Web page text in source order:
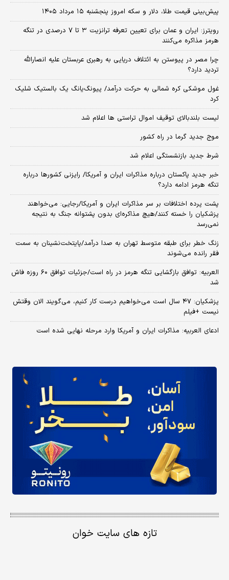
پیش‌بینی قیمت طلا، دلار و سکه امروز پنجشنبه ۱۵ مرداد ۱۴۰۵
رویترز: ایران و عمان برای تعیین تعرفه ترانزیت ۳ تا ۷ درصدی در تنگه
هرمز مذاکره می‌کنند
چرا مصر در پیوستن به ائتلاف دریایی به رهبری عربستان علیه انصارالله
تردید دارد؟
غول موشکی کره شمالی به حرکت درآمد/ پیونگ‌یانگ یک بالستیک شلیک
کرد
لیست بلندبالای توقیف اموال تراستی ها اعلام شد
موج جدید گرما در راه کشور
شرط جدید بازنشستگی اعلام شد
خبر جدید پاکستان درباره مذاکرات ایران و آمریکا/ رایزنی کشورها درباره
تنگه هرمز ادامه دارد؟
پشت پرده اختلافات بر سر مذاکرات ایران و آمریکا/رجایی: می‌خواهند
پزشکیان را خسته کنند/هیچ مذاکره‌ای بدون پشتوانه جنگ به نتیجه
نمی‌رسد
زنگ خطر برای طبقه متوسط تهران به صدا درآمد/پایتخت‌نشینان به سمت
فقر رانده می‌شوند
العربیه: توافق بازگشایی تنگه هرمز در راه است/جزئیات توافق ۶۰ روزه فاش
شد
پزشکیان: ۴۷ سال است می‌خواهیم درست کار کنیم، می‌گویند الان وقتش
نیست +فیلم
ادعای العربیه: مذاکرات ایران و آمریکا وارد مرحله نهایی شده است
تازه های سایت خوان